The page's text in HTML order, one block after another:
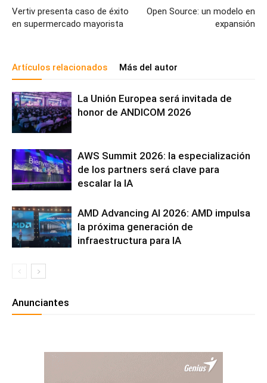
Vertiv presenta caso de éxito
en supermercado mayorista
Open Source: un modelo en
expansión
Artículos relacionados Más del autor
La Unión Europea será invitada de
honor de ANDICOM 2026
AWS Summit 2026: la especialización
de los partners será clave para
escalar la IA
AMD Advancing AI 2026: AMD impulsa
la próxima generación de
infraestructura para IA
Anunciantes